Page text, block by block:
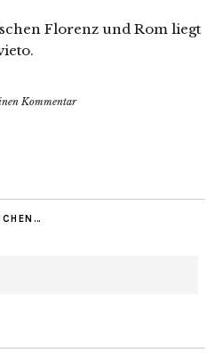
Florenz und Rom liegt
Kommentar